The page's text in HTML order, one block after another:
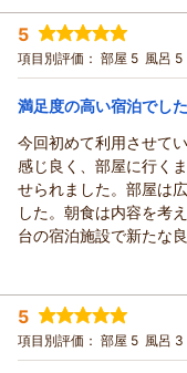
て良かった」と感じ
りと心を込めたおも
また仙台へお越しの
心より楽しみにお待ち
フロント 伊藤
支配人
ご家族で安心して快
ますので、「ファミ
は、スタッフ一同に
これからも皆様にご
努めてまいります。
スタッフ一同、心よ
フロント 黒河
支配人
宿泊時期： 2026年07月宿
投稿者： ポプランさん
宿泊プラン： 【朝食付き】
リードリンク付き
ツイン
宿泊価格帯： 9,001～
リッチモンドホテル仙台
この度は数あるホテ
テルをお選びいただ
のご滞在もご満足い
繁華街からのアクセ
仙台の夜をお楽しみ
ごしいただけたご様
お部屋のバストイレ
コーナーもお役に立て
しゃるお客様のご要
5
項目別評価： 部屋 5 風呂 5
満足度の高い宿泊でした
今回初めて利用させて
感じ良く、部屋に行く
せられました。部屋は
した。朝食は内容を考
台の宿泊施設で新たな
宿泊時期： 2026年07月宿
投稿者： みわゴンさん
宿泊プラン： 【朝食付き】
ドリンクサービス付～
シン
5
項目別評価： 部屋 5 風呂 3